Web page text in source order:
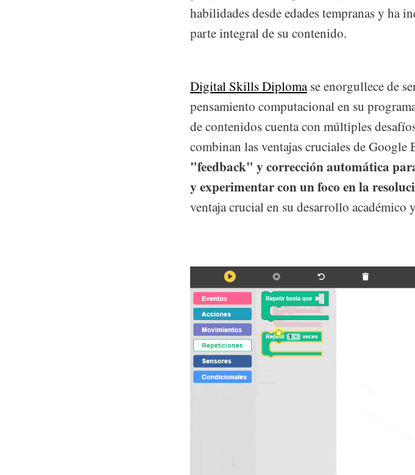
habilidades desde edades tempranas y ha
parte integral de su contenido.
Digital Skills Diplomase enorgullece de
pensamiento computacional en su
de contenidos cuenta con múltiples
combinan las ventajas cruciales de Google
"feedback" y corrección automática
y experimentar con un foco en la
ventaja crucial en su desarrollo académico y